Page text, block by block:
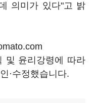
의미가 있다"고 밝
및 윤리강령에 따라
·수정했습니다.